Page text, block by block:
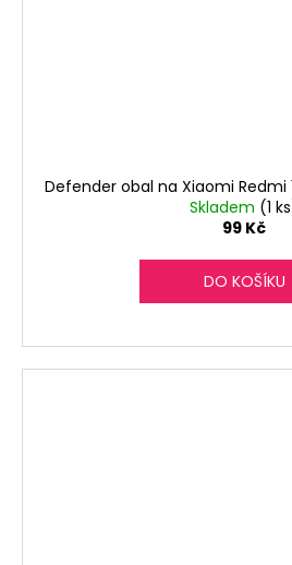
Defender obal na Xiaomi Redmi
Skladem (1
99 Kč
DO KOŠÍKU